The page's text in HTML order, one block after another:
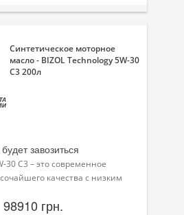
Синтетическое моторное
масло - BIZOL Technology 5W-30
C3 200л
завозиться
30 C3 – это современное
качества с низким
98910 грн.